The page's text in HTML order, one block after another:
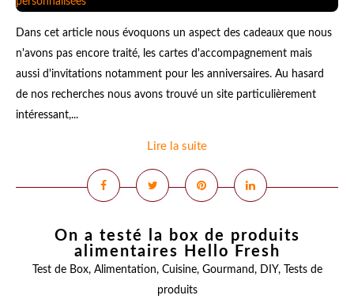
Dans cet article nous évoquons un aspect des cadeaux que nous
n'avons pas encore traité, les cartes d'accompagnement mais
aussi d'invitations notamment pour les anniversaires. Au hasard
de nos recherches nous avons trouvé un site particulièrement
intéressant,...
Lire la suite
On a testé la box de produits
alimentaires Hello Fresh
Test de Box, Alimentation, Cuisine, Gourmand, DIY,
Tests de
produits